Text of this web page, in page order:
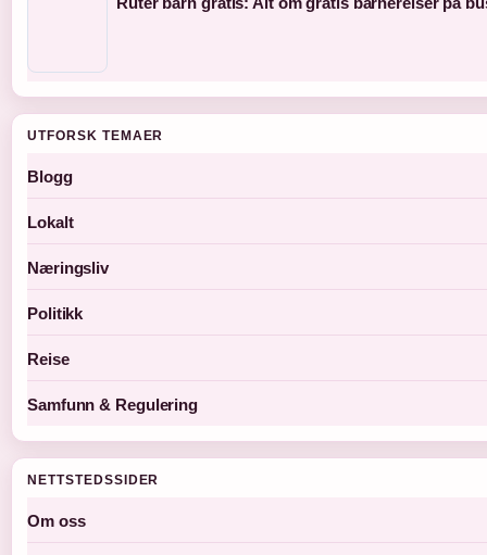
UTFORSK TEMAER
Blogg
Lokalt
Næringsliv
Politikk
Reise
Samfunn & Regulering
NETTSTEDSSIDER
Om oss